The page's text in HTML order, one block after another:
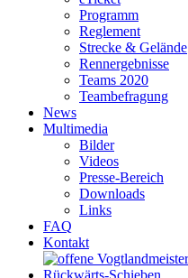
Programm
Reglement
Strecke & Gelände
Rennergebnisse
Teams 2020
Teambefragung
News
Multimedia
Bilder
Videos
Presse-Bereich
Downloads
Links
FAQ
Kontakt